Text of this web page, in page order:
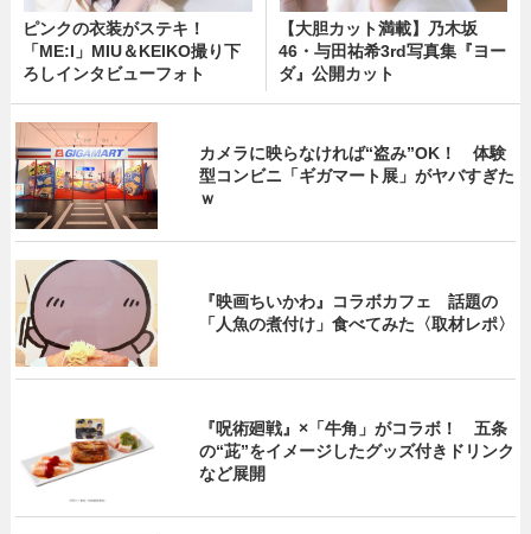
ピンクの衣装がステキ！
「ME:I」MIU＆KEIKO撮り下
ろしインタビューフォト
【大胆カット満載】乃木坂
46・与田祐希3rd写真集『ヨー
ダ』公開カット
カメラに映らなければ“盗み”OK！ 体験
型コンビニ「ギガマート展」がヤバすぎた
ｗ
『映画ちいかわ』コラボカフェ 話題の
「人魚の煮付け」食べてみた〈取材レポ〉
『呪術廻戦』×「牛角」がコラボ！ 五条
の“茈”をイメージしたグッズ付きドリンク
など展開